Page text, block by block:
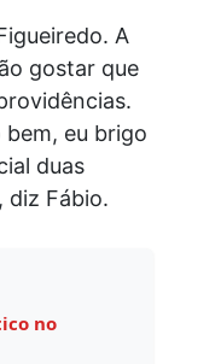
A
gostar que
eu brigo
duas
diz Fábio.
no